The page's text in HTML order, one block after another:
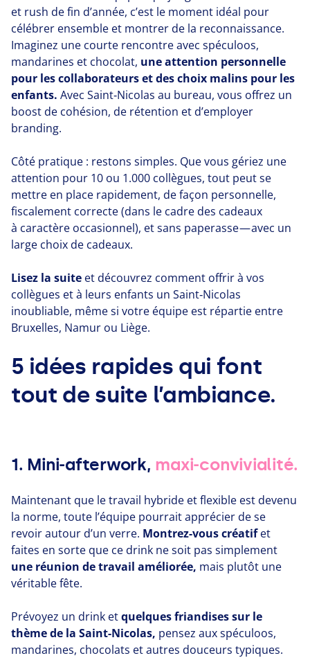
et rush de fin d’année, c’est le moment idéal pour
célébrer ensemble et montrer de la reconnaissance.
Imaginez une courte rencontre avec spéculoos,
mandarines et chocolat, une attention personnelle
pour les collaborateurs et des choix malins pour les
enfants. Avec Saint‑Nicolas au bureau, vous offrez un
boost de cohésion, de rétention et d’employer
branding.
Côté pratique : restons simples. Que vous gériez une
attention pour 10 ou 1.000 collègues, tout peut se
mettre en place rapidement, de façon personnelle,
fiscalement correcte (dans le cadre des cadeaux
à caractère occasionnel), et sans paperasse — avec un
large choix de cadeaux.
Lisez la suite et découvrez comment offrir à vos
collègues et à leurs enfants un Saint‑Nicolas
inoubliable, même si votre équipe est répartie entre
Bruxelles, Namur ou Liège.
5 idées rapides qui font
tout de suite l’ambiance.
1. Mini‑afterwork, maxi‑convivialité.
Maintenant que le travail hybride et flexible est devenu
la norme, toute l’équipe pourrait apprécier de se
revoir autour d’un verre. Montrez-vous créatifet
faites en sorte que ce drink ne soit pas simplement
une réunion de travail améliorée, mais plutôt une
véritable fête.
Prévoyez un drink etquelques friandises sur le
thème de la Saint-Nicolas, pensez aux spéculoos,
mandarines, chocolats et autres douceurs typiques.